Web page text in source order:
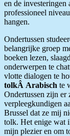
en de
professioneel
hangen.
Ondertussen
belangrijke groep
boeken lezen,
onderwerpen te
vlotte dialogen te
tolkÂ Arabisch te
Ondertussen zijn er
verpleegkundigen
Brussel dat ze mij
tolk. Het enige wat
mijn plezier en om